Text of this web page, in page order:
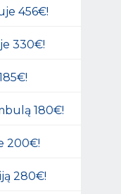
456€!
330€!
180€!
200€!
280€!